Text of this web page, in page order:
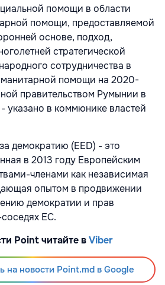
помощи в области
помощи, предоставляемой
основе, подход,
стратегической
сотрудничества в
помощи на 2020-
правительством Румынии в
указано в коммюнике властей
демократию (EED) - это
в 2013 году Европейским
членами как независимая
опытом в продвижении
демократии и прав
ЕС.
Point читайте вViber
на новости Point.md в Google